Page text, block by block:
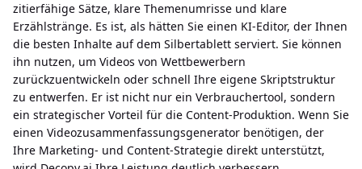
zitierfähige Sätze, klare Themenumrisse und klare
Erzählstränge. Es ist, als hätten Sie einen KI-Editor, der Ihnen
die besten Inhalte auf dem Silbertablett serviert. Sie können
ihn nutzen, um Videos von Wettbewerbern
zurückzuentwickeln oder schnell Ihre eigene Skriptstruktur
zu entwerfen. Er ist nicht nur ein Verbrauchertool, sondern
ein strategischer Vorteil für die Content-Produktion. Wenn Sie
einen Videozusammenfassungsgenerator benötigen, der
Ihre Marketing- und Content-Strategie direkt unterstützt,